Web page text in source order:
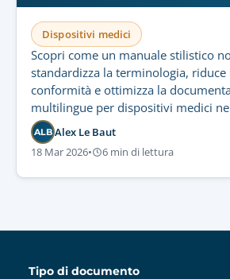
Dispositivi medici
Scopri come un manuale stilistico
standardizza la terminologia, riduce
conformità e ottimizza la
multilingue per dispositivi medici
MDR.
ALB Alex Le Baut
18 Mar 2026• 6 min di lettura
Tipo di documento